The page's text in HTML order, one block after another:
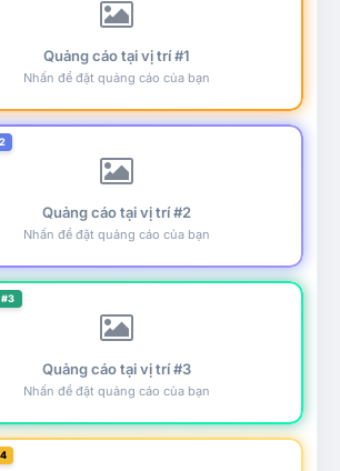
Quảng cáo tại vị trí #1
Nhấn để đặt quảng cáo của bạn
Quảng cáo tại vị trí #2
Nhấn để đặt quảng cáo của bạn
Quảng cáo tại vị trí #3
Nhấn để đặt quảng cáo của bạn